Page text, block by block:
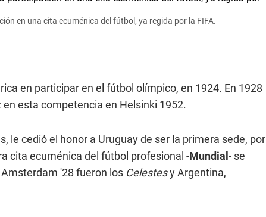
en una cita ecuménica del fútbol, ya regida por la FIFA.
en participar en el fútbol olímpico, en 1924. En 1928
esta competencia en Helsinki 1952.
le cedió el honor a Uruguay de ser la primera sede, por
cita ecuménica del fútbol profesional -Mundial - se
'28 fueron los Celestesy Argentina,